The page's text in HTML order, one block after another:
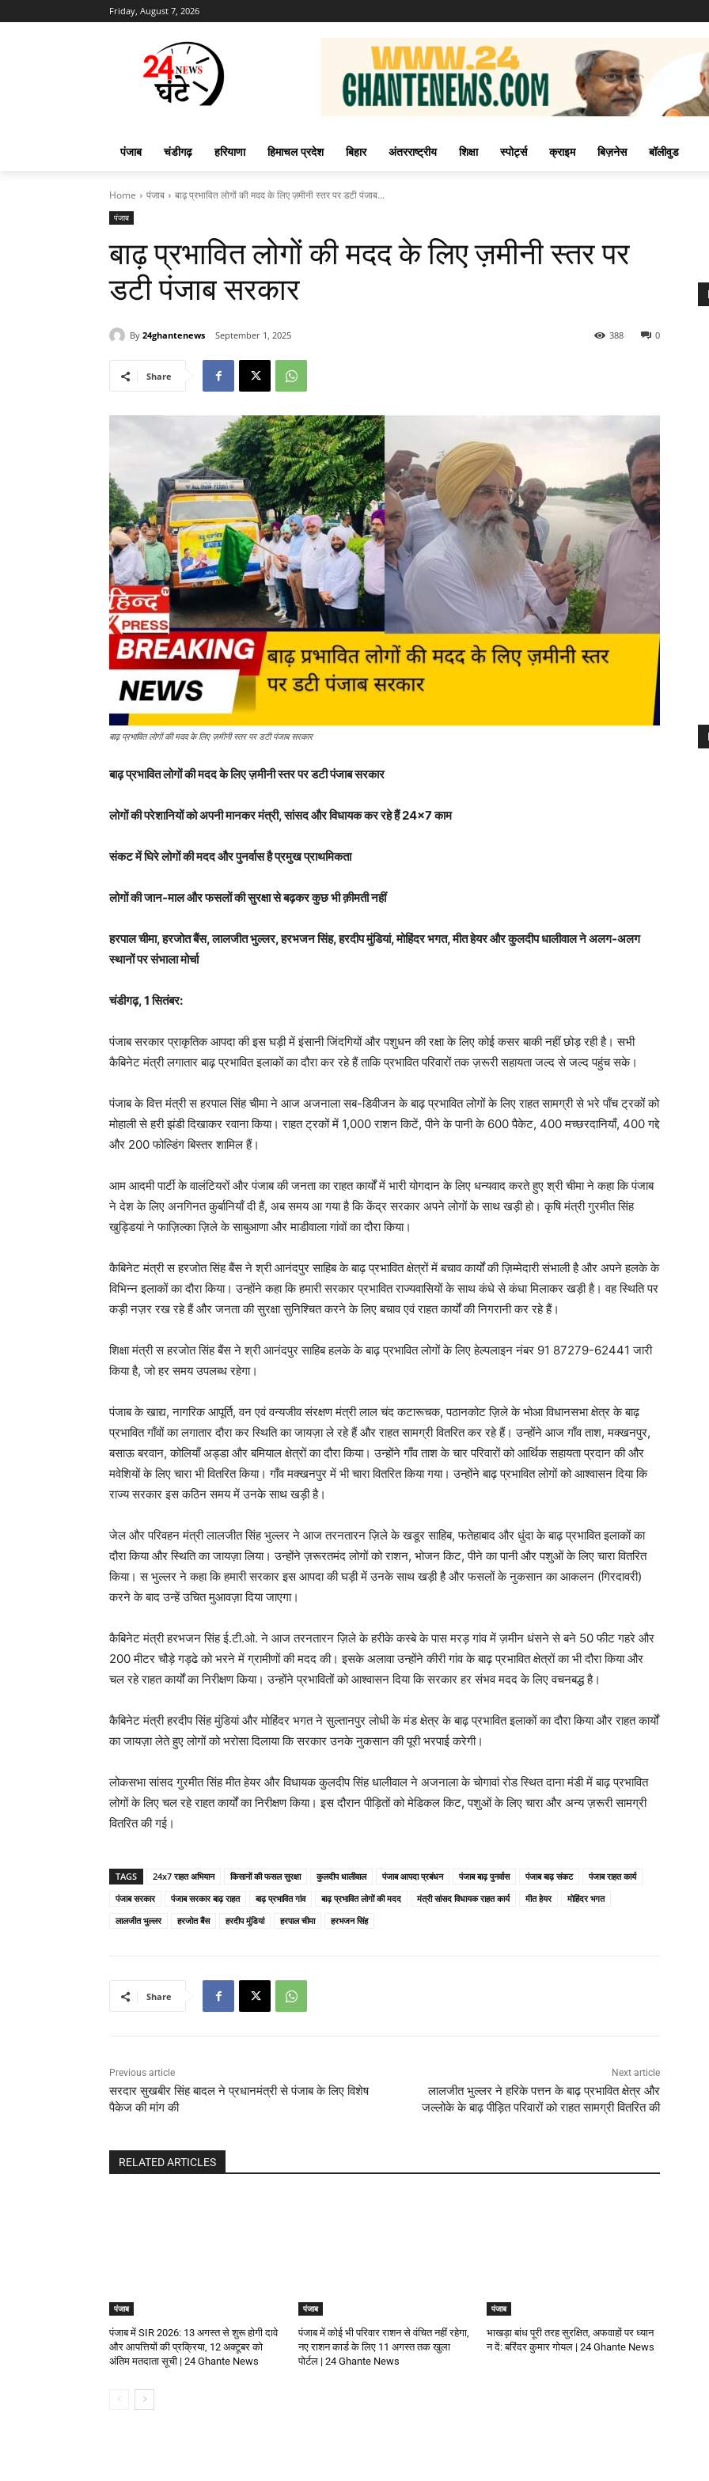
Friday, August 7, 2026
पंजाब चंडीगढ़ हरियाणा हिमाचल प्रदेश बिहार अंतरराष्ट्रीय शिक्षा स्पोर्ट्स क्राइम बिज़नेस बॉलीवुड
Home पंजाब बाढ़ प्रभावित लोगों की मदद के लिए ज़मीनी स्तर पर डटी पंजाब...
पंजाब
बाढ़ प्रभावित लोगों की मदद के लिए ज़मीनी स्तर पर
डटी पंजाब सरकार
By 24ghantenews September 1, 2025 0
388
Share
बाढ़ प्रभावित लोगों की मदद के लिए ज़मीनी स्तर पर डटी पंजाब सरकार
बाढ़ प्रभावित लोगों की मदद के लिए ज़मीनी स्तर पर डटी पंजाब सरकार
लोगों की परेशानियों को अपनी मानकर मंत्री, सांसद और विधायक कर रहे हैं 24×7 काम
संकट में घिरे लोगों की मदद और पुनर्वास है प्रमुख प्राथमिकता
लोगों की जान-माल और फसलों की सुरक्षा से बढ़कर कुछ भी क़ीमती नहीं
हरपाल चीमा, हरजोत बैंस, लालजीत भुल्लर, हरभजन सिंह, हरदीप मुंडियां, मोहिंदर भगत, मीत हेयर और कुलदीप धालीवाल ने अलग-अलग
स्थानों पर संभाला मोर्चा
चंडीगढ़, 1 सितंबर:
पंजाब सरकार प्राकृतिक आपदा की इस घड़ी में इंसानी जिंदगियों और पशुधन की रक्षा के लिए कोई कसर बाकी नहीं छोड़ रही है। सभी
कैबिनेट मंत्री लगातार बाढ़ प्रभावित इलाकों का दौरा कर रहे हैं ताकि प्रभावित परिवारों तक ज़रूरी सहायता जल्द से जल्द पहुंच सके।
पंजाब के वित्त मंत्री स हरपाल सिंह चीमा ने आज अजनाला सब-डिवीजन के बाढ़ प्रभावित लोगों के लिए राहत सामग्री से भरे पाँच ट्रकों को
मोहाली से हरी झंडी दिखाकर रवाना किया। राहत ट्रकों में 1,000 राशन किटें, पीने के पानी के 600 पैकेट, 400 मच्छरदानियाँ, 400 गद्दे
और 200 फोल्डिंग बिस्तर शामिल हैं।
आम आदमी पार्टी के वालंटियरों और पंजाब की जनता का राहत कार्यों में भारी योगदान के लिए धन्यवाद करते हुए श्री चीमा ने कहा कि पंजाब
ने देश के लिए अनगिनत कुर्बानियाँ दी हैं, अब समय आ गया है कि केंद्र सरकार अपने लोगों के साथ खड़ी हो। कृषि मंत्री गुरमीत सिंह
खुड्डियां ने फाज़िल्का ज़िले के साबुआणा और माडीवाला गांवों का दौरा किया।
कैबिनेट मंत्री स हरजोत सिंह बैंस ने श्री आनंदपुर साहिब के बाढ़ प्रभावित क्षेत्रों में बचाव कार्यों की ज़िम्मेदारी संभाली है और अपने हलके के
विभिन्न इलाकों का दौरा किया। उन्होंने कहा कि हमारी सरकार प्रभावित राज्यवासियों के साथ कंधे से कंधा मिलाकर खड़ी है। वह स्थिति पर
कड़ी नज़र रख रहे हैं और जनता की सुरक्षा सुनिश्चित करने के लिए बचाव एवं राहत कार्यों की निगरानी कर रहे हैं।
शिक्षा मंत्री स हरजोत सिंह बैंस ने श्री आनंदपुर साहिब हलके के बाढ़ प्रभावित लोगों के लिए हेल्पलाइन नंबर 91 87279-62441 जारी
किया है, जो हर समय उपलब्ध रहेगा।
पंजाब के खाद्य, नागरिक आपूर्ति, वन एवं वन्यजीव संरक्षण मंत्री लाल चंद कटारूचक, पठानकोट ज़िले के भोआ विधानसभा क्षेत्र के बाढ़
प्रभावित गाँवों का लगातार दौरा कर स्थिति का जायज़ा ले रहे हैं और राहत सामग्री वितरित कर रहे हैं। उन्होंने आज गाँव ताश, मक्खनपुर,
बसाऊ बरवान, कोलियाँ अड्डा और बमियाल क्षेत्रों का दौरा किया। उन्होंने गाँव ताश के चार परिवारों को आर्थिक सहायता प्रदान की और
मवेशियों के लिए चारा भी वितरित किया। गाँव मक्खनपुर में भी चारा वितरित किया गया। उन्होंने बाढ़ प्रभावित लोगों को आश्वासन दिया कि
राज्य सरकार इस कठिन समय में उनके साथ खड़ी है।
जेल और परिवहन मंत्री लालजीत सिंह भुल्लर ने आज तरनतारन ज़िले के खडूर साहिब, फतेहाबाद और धुंदा के बाढ़ प्रभावित इलाकों का
दौरा किया और स्थिति का जायज़ा लिया। उन्होंने ज़रूरतमंद लोगों को राशन, भोजन किट, पीने का पानी और पशुओं के लिए चारा वितरित
किया। स भुल्लर ने कहा कि हमारी सरकार इस आपदा की घड़ी में उनके साथ खड़ी है और फसलों के नुकसान का आकलन (गिरदावरी)
करने के बाद उन्हें उचित मुआवज़ा दिया जाएगा।
कैबिनेट मंत्री हरभजन सिंह ई.टी.ओ. ने आज तरनतारन ज़िले के हरीके कस्बे के पास मरड़ गांव में ज़मीन धंसने से बने 50 फीट गहरे और
200 मीटर चौड़े गड्ढे को भरने में ग्रामीणों की मदद की। इसके अलावा उन्होंने कीरी गांव के बाढ़ प्रभावित क्षेत्रों का भी दौरा किया और
चल रहे राहत कार्यों का निरीक्षण किया। उन्होंने प्रभावितों को आश्वासन दिया कि सरकार हर संभव मदद के लिए वचनबद्ध है।
कैबिनेट मंत्री हरदीप सिंह मुंडियां और मोहिंदर भगत ने सुल्तानपुर लोधी के मंड क्षेत्र के बाढ़ प्रभावित इलाकों का दौरा किया और राहत कार्यों
का जायज़ा लेते हुए लोगों को भरोसा दिलाया कि सरकार उनके नुकसान की पूरी भरपाई करेगी।
लोकसभा सांसद गुरमीत सिंह मीत हेयर और विधायक कुलदीप सिंह धालीवाल ने अजनाला के चोगावां रोड स्थित दाना मंडी में बाढ़ प्रभावित
लोगों के लिए चल रहे राहत कार्यों का निरीक्षण किया। इस दौरान पीड़ितों को मेडिकल किट, पशुओं के लिए चारा और अन्य ज़रूरी सामग्री
वितरित की गई।
TAGS 24x7 राहत अभियान किसानों की फसल सुरक्षा कुलदीप धालीवाल पंजाब आपदा प्रबंधन पंजाब बाढ़ पुनर्वास पंजाब बाढ़ संकट
पंजाब राहत कार्य
पंजाब सरकार
पंजाब सरकार बाढ़ राहत बाढ़ प्रभावित गांव बाढ़ प्रभावित लोगों की मदद मंत्री सांसद विधायक राहत कार्य मीत हेयर
मोहिंदर भगत
लालजीत भुल्लर
हरजोत बैंस हरदीप मुंडियां हरपाल चीमा हरभजन सिंह
Share
Previous article
सरदार सुखबीर सिंह बादल ने प्रधानमंत्री से पंजाब के लिए विशेष
पैकेज की मांग की
Next article
लालजीत भुल्लर ने हरिके पत्तन के बाढ़ प्रभावित क्षेत्र और
जल्लोके के बाढ़ पीड़ित परिवारों को राहत सामग्री वितरित की
RELATED ARTICLES
पंजाब
पंजाब में SIR 2026: 13 अगस्त से शुरू होगी दावे
और आपत्तियों की प्रक्रिया, 12 अक्टूबर को
अंतिम मतदाता सूची | 24 Ghante News
पंजाब
पंजाब में कोई भी परिवार राशन से वंचित नहीं रहेगा,
नए राशन कार्ड के लिए 11 अगस्त तक खुला
पोर्टल | 24 Ghante News
पंजाब
भाखड़ा बांध पूरी तरह सुरक्षित, अफवाहों पर ध्यान
न दें: बरिंदर कुमार गोयल | 24 Ghante News